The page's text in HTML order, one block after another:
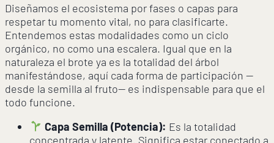
Diseñamos el ecosistema por fases o capas para
respetar tu momento vital, no para clasificarte.
Entendemos estas modalidades como un ciclo
orgánico, no como una escalera. Igual que en la
naturaleza el brote ya es la totalidad del árbol
manifestándose, aquí cada forma de participación —
desde la semilla al fruto— es indispensable para que el
todo funcione.
Capa Semilla (Potencia): Es la totalidad
concentrada y latente. Significa estar conectado a